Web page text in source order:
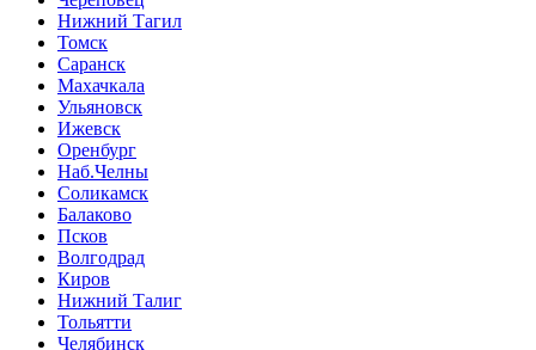
Нижний Тагил
Томск
Саранск
Махачкала
Ульяновск
Ижевск
Оренбург
Наб.Челны
Соликамск
Балаково
Псков
Волгодрад
Киров
Нижний Талиг
Тольятти
Челябинск